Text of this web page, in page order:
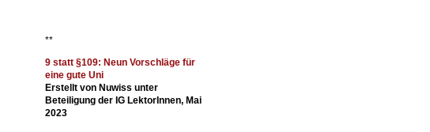
**
9 statt §109: Neun Vorschläge für
eine gute Uni
Erstellt von Nuwiss unter
Beteiligung der IG LektorInnen, Mai
2023